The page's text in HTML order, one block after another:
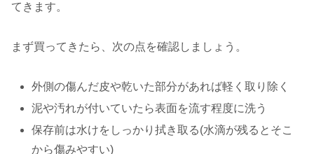
てきます。
まず買ってきたら、次の点を確認しましょう。
外側の傷んだ皮や乾いた部分があれば軽く取り除く
泥や汚れが付いていたら表面を流す程度に洗う
保存前は水けをしっかり拭き取る(水滴が残るとそこ
から傷みやすい)